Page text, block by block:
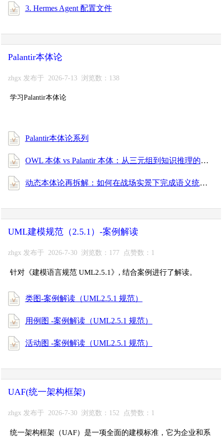
3. Hermes Agent 配置文件
Palantir本体论
zhgx 发布于 2026-7-13 浏览数：138
学习Palantir本体论
Palantir本体论系列
OWL 本体 vs Palantir 本体：从三元组到知识推理的全面进阶指南
动态本体论再拆解：如何在战场实景下完成语义统一与消歧？
UML建模规范（2.5.1）-案例解读
zhgx 发布于 2026-7-30 浏览数：177 点赞数：1
针对《建模语言规范 UML2.5.1》, 结合案例进行了解读。
类图-案例解读（UML2.5.1 规范）
用例图 -案例解读（UML2.5.1 规范）
活动图 -案例解读（UML2.5.1 规范）
UAF(统一架构框架)
zhgx 发布于 2026-7-30 浏览数：152 点赞数：1
统一架构框架（UAF）是一项全面的建模标准，它为企业和系